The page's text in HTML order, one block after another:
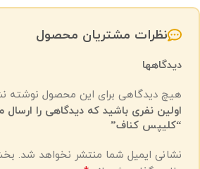
نظرات مشتریان محصول
دیدگاهها
هیچ دیدگاهی برای این محصول نوشته
اولین نفری باشید که دیدگاهی را ارسال
“کلیپس کناف”
نشانی ایمیل شما منتشر نخواهد شد.